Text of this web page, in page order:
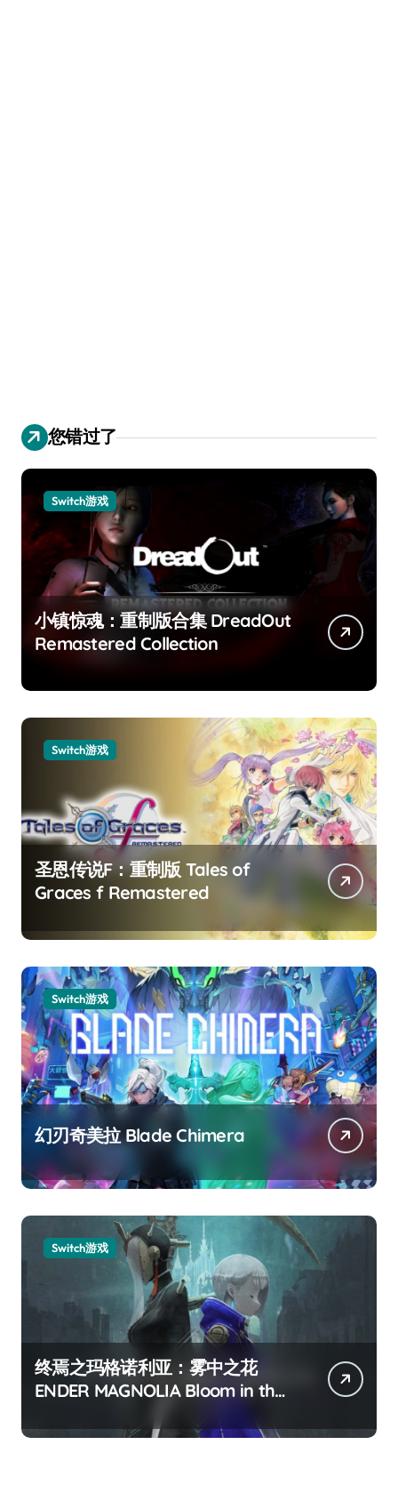
您错过了
Switch游戏
小镇惊魂：重制版合集 DreadOut
Remastered Collection
Switch游戏
圣恩传说F：重制版 Tales of
Graces f Remastered
Switch游戏
幻刃奇美拉 Blade Chimera
Switch游戏
终焉之玛格诺利亚：雾中之花
ENDER MAGNOLIA Bloom in the